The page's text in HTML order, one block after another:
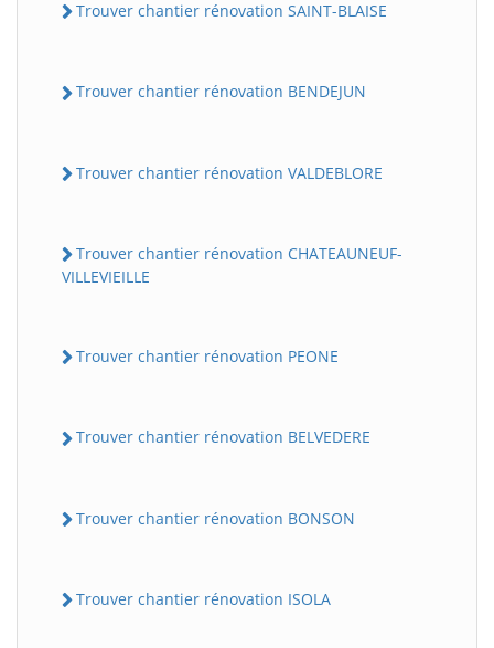
Trouver chantier rénovation SAINT-BLAISE
Trouver chantier rénovation BENDEJUN
Trouver chantier rénovation VALDEBLORE
Trouver chantier rénovation CHATEAUNEUF-
VILLEVIEILLE
Trouver chantier rénovation PEONE
Trouver chantier rénovation BELVEDERE
Trouver chantier rénovation BONSON
Trouver chantier rénovation ISOLA